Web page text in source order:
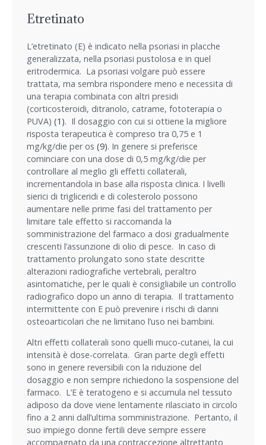
Etretinato
L’etretinato (E) è indicato nella psoriasi in placche
generalizzata, nella psoriasi pustolosa e in quel
eritrodermica. La psoriasi volgare può essere
trattata, ma sembra rispondere meno e necessita di
una terapia combinata con altri presidi
(corticosteroidi, ditranolo, catrame, fototerapia o
PUVA) (1). Il dosaggio con cui si ottiene la migliore
risposta terapeutica è compreso tra 0,75 e 1
mg/kg/die per os (9). In genere si preferisce
cominciare con una dose di 0,5 mg/kg/die per
controllare al meglio gli effetti collaterali,
incrementandola in base alla risposta clinica. I livelli
sierici di trigliceridi e di colesterolo possono
aumentare nelle prime fasi del trattamento per
limitare tale effetto si raccomanda la
somministrazione del farmaco a dosi gradualmente
crescenti l’assunzione di olio di pesce. In caso di
trattamento prolungato sono state descritte
alterazioni radiografiche vertebrali, peraltro
asintomatiche, per le quali è consigliabile un controllo
radiografico dopo un anno di terapia. Il trattamento
intermittente con E può prevenire i rischi di danni
osteoarticolari che ne limitano l’uso nei bambini.
Altri effetti collaterali sono quelli muco-cutanei, la cui
intensità è dose-correlata. Gran parte degli effetti
sono in genere reversibili con la riduzione del
dosaggio e non sempre richiedono la sospensione del
farmaco. L’E è teratogeno e si accumula nel tessuto
adiposo da dove viene lentamente rilasciato in circolo
fino a 2 anni dall’ultima somministrazione. Pertanto, il
suo impiego donne fertili deve sempre essere
accompagnato da una contraccezione altrettanto